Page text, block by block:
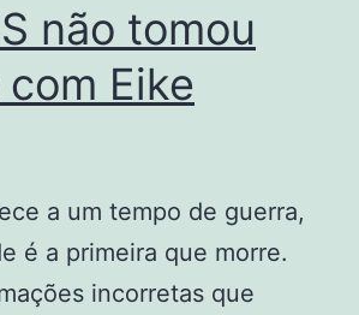
não tomou
Eike
a um tempo de guerra,
é a primeira que morre.
incorretas que